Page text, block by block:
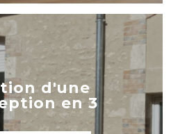
d'une
en 3